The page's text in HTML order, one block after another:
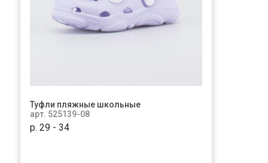
Туфли пляжные школьные
арт. 525139-08
р. 29 - 34